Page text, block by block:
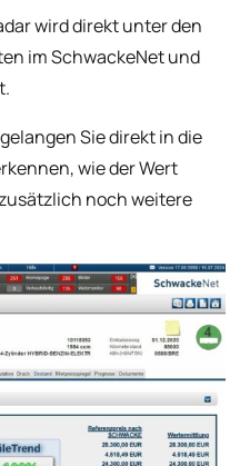
wird direkt unter den
im SchwackeNet und
Sie direkt in die
wie der Wert
noch weitere